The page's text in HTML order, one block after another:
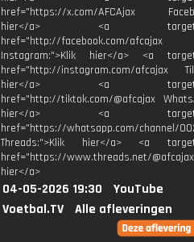
href="https://x.com/AFCAjax
hier</a> <a
href="http://facebook.com/afcajax
Instagram:">Klik hier</a> <a
href="http://instagram.com/afcajax
hier</a> <a
href="http://tiktok.com/@afcajax
hier</a> <a
href="https://whatsapp.com/channel/
Threads:">Klik hier</a> <a
href="https://www.threads.net/
hier</a>
04-05-2026 19:30
YouTube
Voetbal.TV
Alle afleveringen